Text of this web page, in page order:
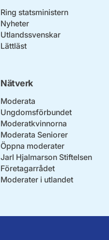
Ring statsministern
Nyheter
Utlandssvenskar
Lättläst
Nätverk
Moderata
Ungdomsförbundet
Moderatkvinnorna
Moderata Seniorer
Öppna moderater
Jarl Hjalmarson Stiftelsen
Företagarrådet
Moderater i utlandet